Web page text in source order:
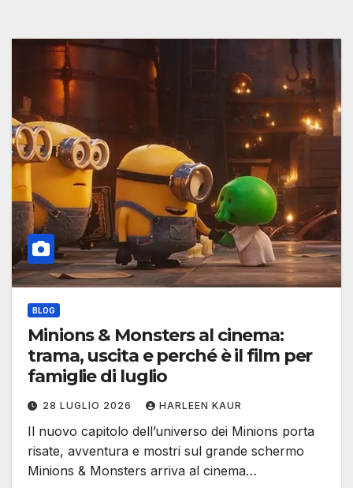
BLOG
Minions & Monsters al cinema:
trama, uscita e perché è il film per
famiglie di luglio
28 LUGLIO 2026 HARLEEN KAUR
Il nuovo capitolo dell’universo dei Minions porta
risate, avventura e mostri sul grande schermo
Minions & Monsters arriva al cinema…